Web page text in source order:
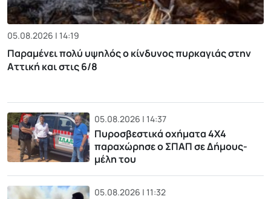
05.08.2026 | 14:19
Παραμένει πολύ υψηλός ο κίνδυνος πυρκαγιάς στην
Αττική και στις 6/8
05.08.2026 | 14:37
Πυροσβεστικά οχήματα 4Χ4
παραχώρησε ο ΣΠΑΠ σε Δήμους-
μέλη του
05.08.2026 | 11:32